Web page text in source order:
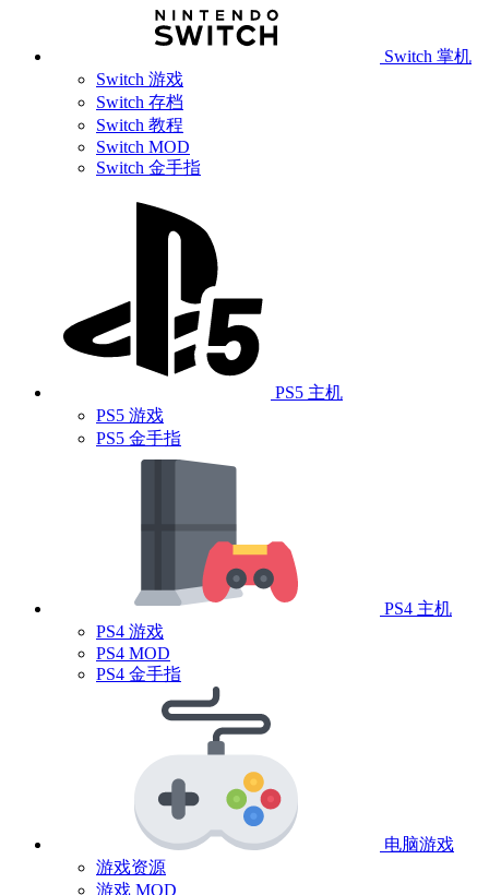
Switch 掌机
Switch 游戏
Switch 存档
Switch 教程
Switch MOD
Switch 金手指
PS5 主机
PS5 游戏
PS5 金手指
PS4 主机
PS4 游戏
PS4 MOD
PS4 金手指
电脑游戏
游戏资源
游戏 MOD